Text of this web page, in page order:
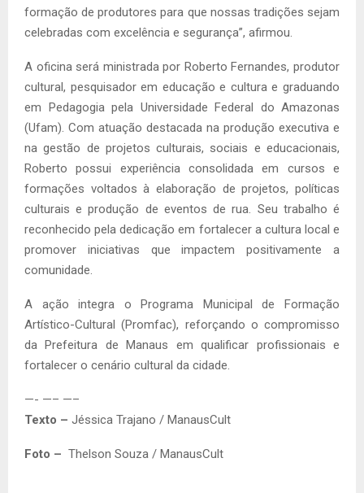
formação de produtores para que nossas tradições sejam
celebradas com excelência e segurança”, afirmou.
A oficina será ministrada por Roberto Fernandes, produtor
cultural, pesquisador em educação e cultura e graduando
em Pedagogia pela Universidade Federal do Amazonas
(Ufam). Com atuação destacada na produção executiva e
na gestão de projetos culturais, sociais e educacionais,
Roberto possui experiência consolidada em cursos e
formações voltados à elaboração de projetos, políticas
culturais e produção de eventos de rua. Seu trabalho é
reconhecido pela dedicação em fortalecer a cultura local e
promover iniciativas que impactem positivamente a
comunidade.
A ação integra o Programa Municipal de Formação
Artístico-Cultural (Promfac), reforçando o compromisso
da Prefeitura de Manaus em qualificar profissionais e
fortalecer o cenário cultural da cidade.
—- —– —–
Texto – Jéssica Trajano / ManausCult
Foto – Thelson Souza / ManausCult